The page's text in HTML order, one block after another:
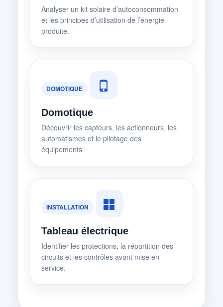
Analyser un kit solaire d’autoconsommation
et les principes d’utilisation de l’énergie
produite.
DOMOTIQUE
Domotique
Découvrir les capteurs, les actionneurs, les
automatismes et le pilotage des
équipements.
INSTALLATION
Tableau électrique
Identifier les protections, la répartition des
circuits et les contrôles avant mise en
service.